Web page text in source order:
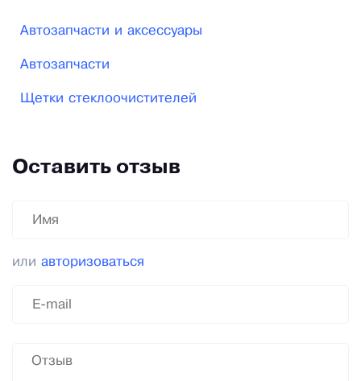
Автозапчасти и аксессуары
Автозапчасти
Щетки стеклоочистителей
Оставить отзыв
или авторизоваться